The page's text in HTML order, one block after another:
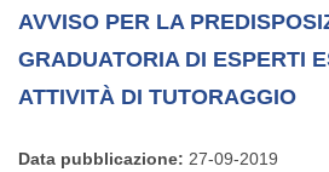
AVVISO PER LA
GRADUATORIA DI ESPERTI
ATTIVITÀ DI TUTORAGGIO
Data pubblicazione: 27-09-2019